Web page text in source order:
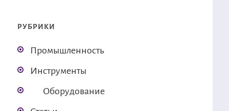
РУБРИКИ
Промышленность
Инструменты
Оборудование